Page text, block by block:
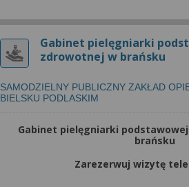
Gabinet pielęgniarki
zdrowotnej w brańsku
SAMODZIELNY PUBLICZNY ZAKŁAD
BIELSKU PODLASKIM
Gabinet pielęgniarki
brańsku
Zarezerwuj wizytę